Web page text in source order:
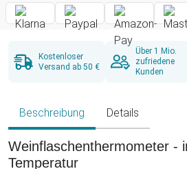
Kostenloser
Versand ab 50 €
Über 1 Mio.
zufriedene
Kunden
Beschreibung Details
Weinflaschenthermometer -
Temperatur